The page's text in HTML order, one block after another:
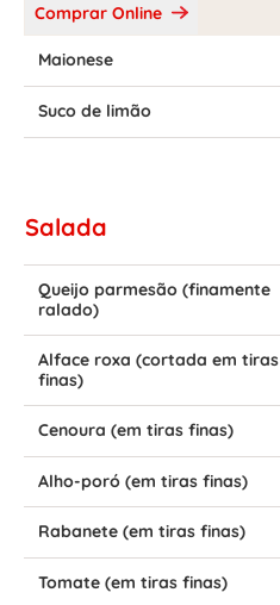
Comprar Online
Maionese
Suco de limão
Salada
Queijo parmesão (finamente
ralado)
Alface roxa (cortada em tiras
finas)
Cenoura (em tiras finas)
Alho-poró (em tiras finas)
Rabanete (em tiras finas)
Tomate (em tiras finas)